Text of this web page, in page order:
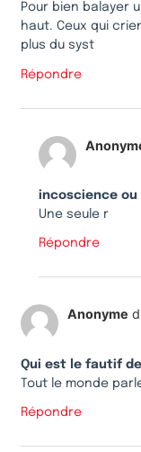
Pour bien balayer
haut. Ceux qui
plus du syst
Répondre
incoscience
Une seule r
Répondre
Anonyme
Qui est le fautif
Tout le monde
Répondre